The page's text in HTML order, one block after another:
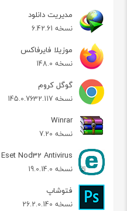
مدیریت دانلود
نسخه 6.42.61
موزیلا فایرفاکس
نسخه 148.0
گوگل کروم
نسخه 145.0.7632.117
Winrar
نسخه 7.20
Eset Nod32 Antivirus
نسخه 19.0.14.0
فتوشاپ
نسخه 26.2.0.140